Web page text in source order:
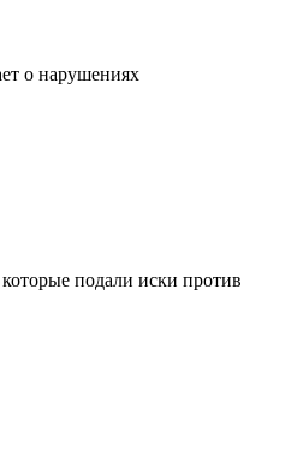
о нарушениях
подали иски против